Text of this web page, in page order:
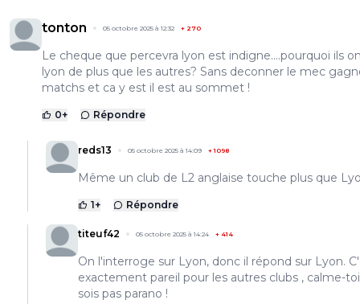
tonton 05 octobre 2025 à 12:32 + 270
Le cheque que percevra lyon est indigne....pourquoi ils
lyon de plus que les autres? Sans deconner le mec
matchs et ca y est il est au sommet !
0+ Répondre
reds13 05 octobre 2025 à 14:09 +1098
Même un club de L2 anglaise touche plus que
1+ Répondre
titeuf42 05 octobre 2025 à 14:24 + 414
On l'interroge sur Lyon, donc il répond sur Lyon.
exactement pareil pour les autres clubs , calme-
sois pas parano !